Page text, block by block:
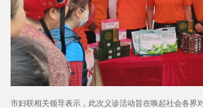
市妇联相关领导表示，此次义诊活动旨在唤起社会各界